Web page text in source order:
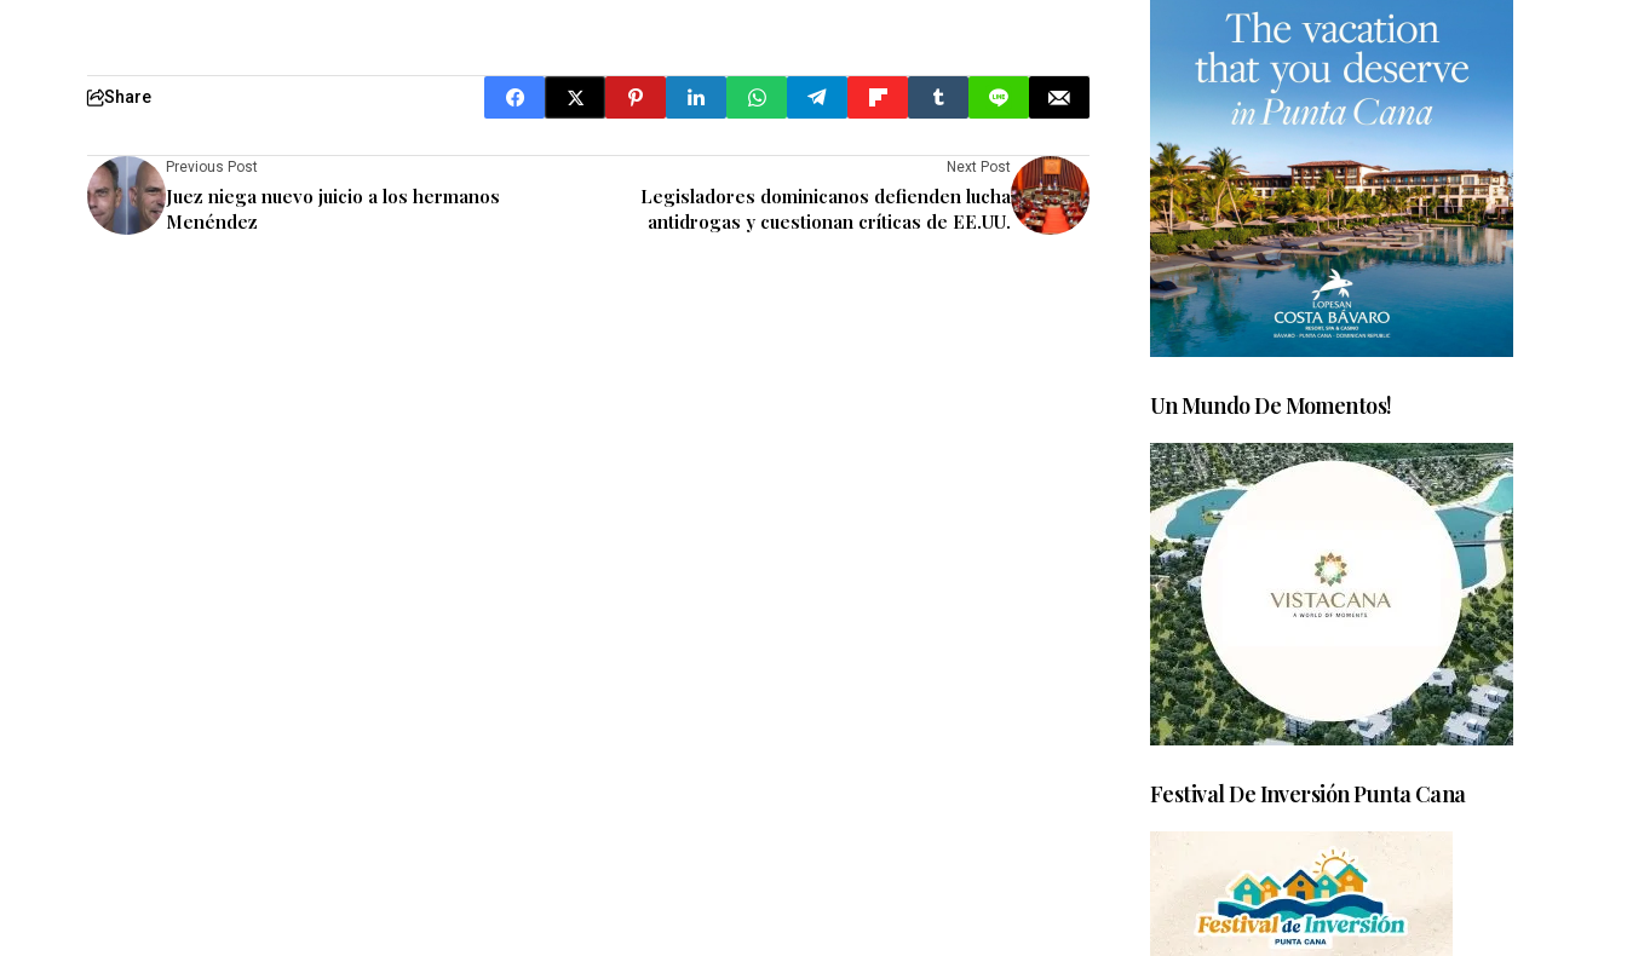
Share
Previous Post
Juez niega nuevo juicio a los hermanos
Menéndez
Next Post
Legisladores dominicanos defienden lucha
antidrogas y cuestionan críticas de EE.UU.
Un Mundo De Momentos!
Festival De Inversión Punta Cana